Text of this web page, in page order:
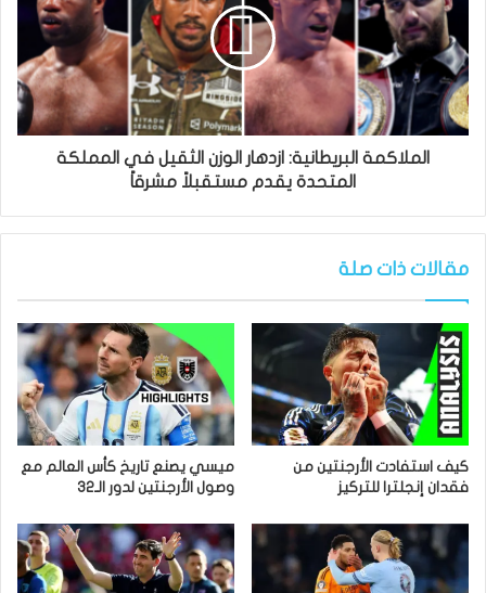
الملاكمة البريطانية: ازدهار الوزن الثقيل في المملكة
المتحدة يقدم مستقبلاً مشرقاً
مقالات ذات صلة
كيف استفادت الأرجنتين من
فقدان إنجلترا للتركيز
ميسي يصنع تاريخ كأس العالم مع
وصول الأرجنتين لدور الـ32